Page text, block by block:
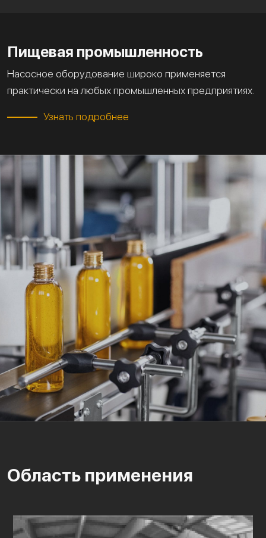
Пищевая промышленность
Насосное оборудование широко применяется
практически на любых промышленных предприятиях.
Узнать подробнее
Область применения